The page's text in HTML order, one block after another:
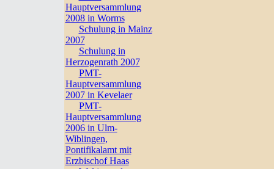
Hauptversammlung
2008 in Worms
Schulung in Mainz
2007
Schulung in
Herzogenrath 2007
PMT-
Hauptversammlung
2007 in Kevelaer
PMT-
Hauptversammlung
2006 in Ulm-
Wiblingen,
Pontifikalamt mit
Erzbischof Haas